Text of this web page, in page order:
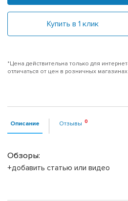
Купить в 1 клик
*Цена действительна только для
отличаться от цен в розничных магазинах
Описание Отзывы
Обзоры:
+добавить статью или видео